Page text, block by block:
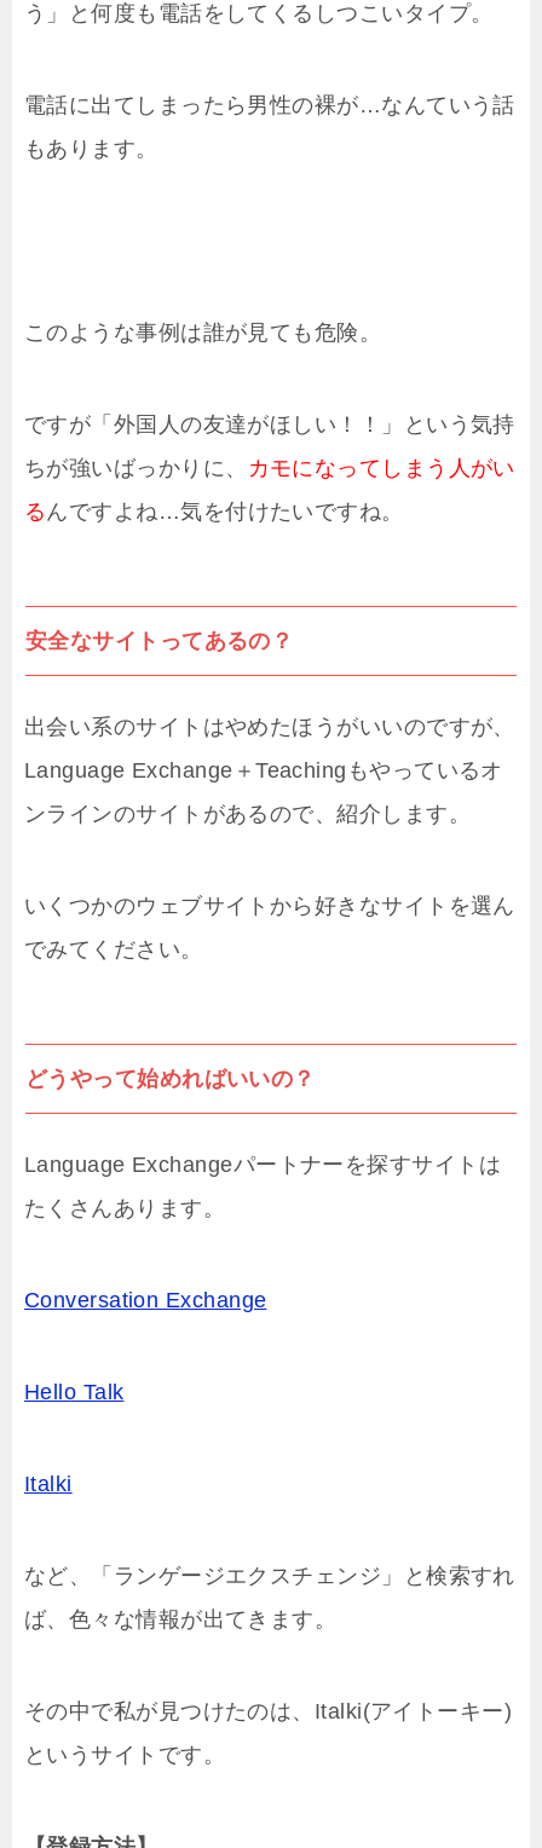
う」と何度も電話をしてくるしつこいタイプ。
電話に出てしまったら男性の裸が…なんていう話
もあります。
このような事例は誰が見ても危険。
ですが「外国人の友達がほしい！！」という気持
ちが強いばっかりに、
カモになってしまう人がい
る んですよね…気を付けたいですね。
安全なサイトってあるの？
出会い系のサイトはやめたほうがいいのですが、
Language Exchange＋Teachingもやっているオ
ンラインのサイトがあるので、紹介します。
いくつかのウェブサイトから好きなサイトを選ん
でみてください。
どうやって始めればいいの？
Language Exchangeパートナーを探すサイトは
たくさんあります。
Conversation Exchange
Hello Talk
Italki
など、「ランゲージエクスチェンジ」と検索すれ
ば、色々な情報が出てきます。
その中で私が見つけたのは、Italki(アイトーキー)
というサイトです。